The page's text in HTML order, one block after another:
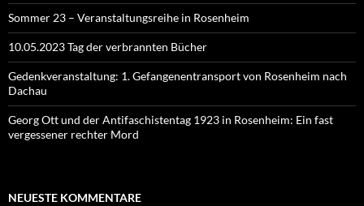
Sommer 23 – Veranstaltungsreihe in Rosenheim
10.05.2023 Tag der verbrannten Bücher
Gedenkveranstaltung: 1. Gefangenentransport von Rosenheim nach
Dachau
Georg Ott und der Antifaschistentag 1923 in Rosenheim: Ein fast
vergessener rechter Mord
NEUESTE KOMMENTARE